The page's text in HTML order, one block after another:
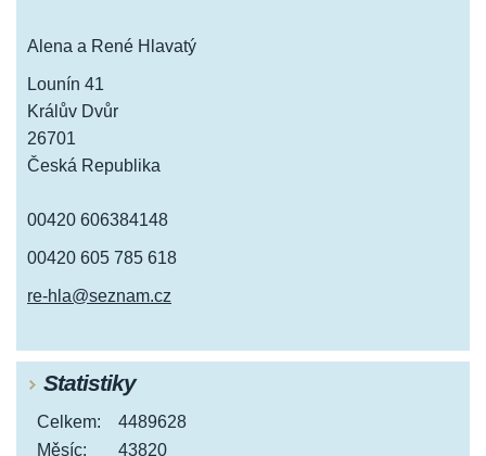
Alena a René Hlavatý
Lounín 41
Králův Dvůr
26701
Česká Republika
00420 606384148
00420 605 785 618
re-hla@seznam.cz
Statistiky
Celkem:
4489628
Měsíc:
43820